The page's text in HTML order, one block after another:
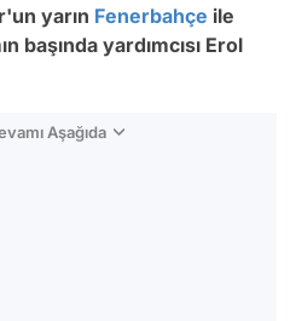
yarın Fenerbahçe ile
başında yardımcısı Erol
Aşağıda